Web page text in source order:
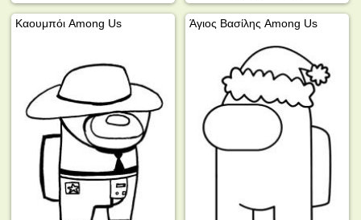
Καουμπόι Among Us Άγιος Βασίλης Among Us